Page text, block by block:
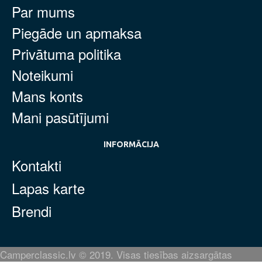
Par mums
Piegāde un apmaksa
Privātuma politika
Noteikumi
Mans konts
Mani pasūtījumi
INFORMĀCIJA
Kontakti
Lapas karte
Brendi
Camperclassic.lv © 2019. Visas tiesības aizsargātas